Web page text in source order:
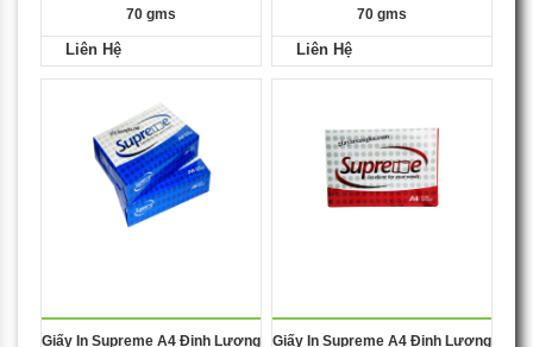
70 gms
Liên Hệ
70 gms
Liên Hệ
Giấy In Supreme A4 Định Lượng
Giấy In Supreme A4 Định Lượng